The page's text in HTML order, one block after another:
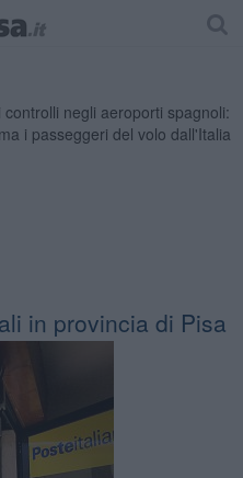
in provincia di Pisa